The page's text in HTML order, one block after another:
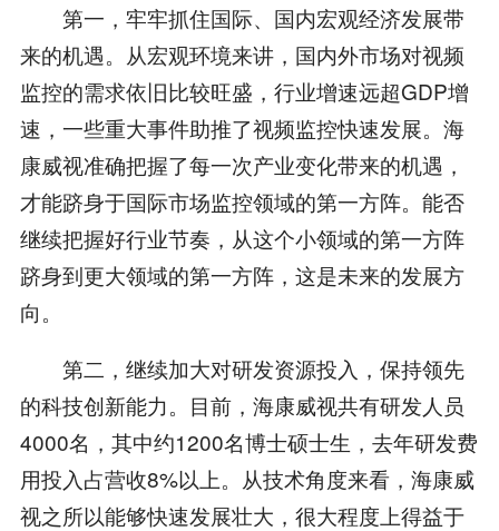
第一，牢牢抓住国际、国内宏观经济发展带
来的机遇。从宏观环境来讲，国内外市场对视频
监控的需求依旧比较旺盛，行业增速远超GDP增
速，一些重大事件助推了视频监控快速发展。海
康威视准确把握了每一次产业变化带来的机遇，
才能跻身于国际市场监控领域的第一方阵。能否
继续把握好行业节奏，从这个小领域的第一方阵
跻身到更大领域的第一方阵，这是未来的发展方
向。
第二，继续加大对研发资源投入，保持领先
的科技创新能力。目前，海康威视共有研发人员
4000名，其中约1200名博士硕士生，去年研发费
用投入占营收8%以上。从技术角度来看，海康威
视之所以能够快速发展壮大，很大程度上得益于